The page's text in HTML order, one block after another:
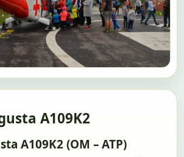
A109K2
A109K2 (OM – ATP)